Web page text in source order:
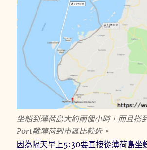
坐船到薄荷島大約兩個小時，而且搭
Port離薄荷到市區比較近。
因為隔天早上5:30要直接從薄荷島坐